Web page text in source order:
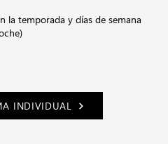
la temporada y días de semana
INDIVIDUAL